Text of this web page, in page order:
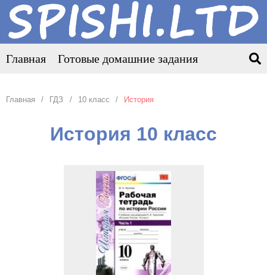
Главная Готовые домашние задания
Главная ГДЗ 10 класс История
История 10 класс